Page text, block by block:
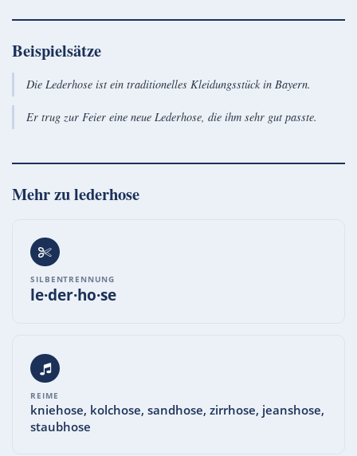
Beispielsätze
Die Lederhose ist ein traditionelles Kleidungsstück in Bayern.
Er trug zur Feier eine neue Lederhose, die ihm sehr gut passte.
Mehr zulederhose
SILBENTRENNUNG
le·der·ho·se
REIME
kniehose, kolchose, sandhose, zirrhose, jeanshose,
staubhose